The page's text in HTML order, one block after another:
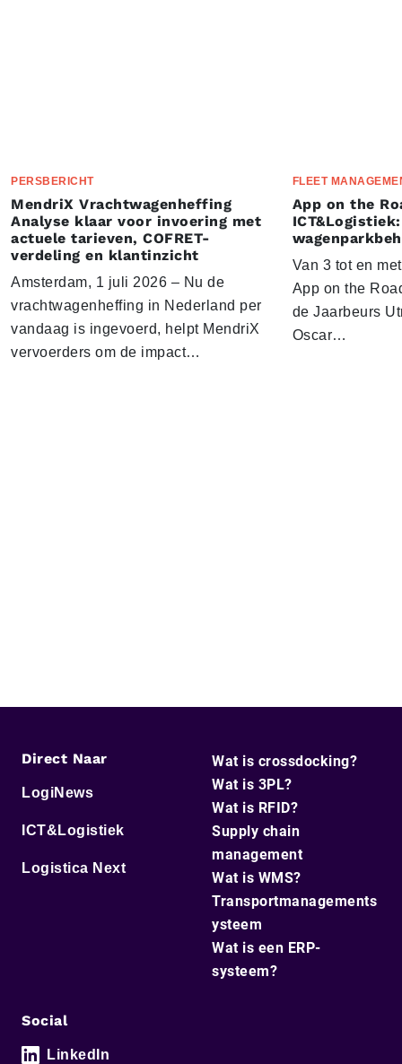
PERSBERICHT
MendriX Vrachtwagenheffing
Analyse klaar voor invoering met
actuele tarieven, COFRET-
verdeling en klantinzicht
Amsterdam, 1 juli 2026 – Nu de
vrachtwagenheffing in Nederland per
vandaag is ingevoerd, helpt MendriX
vervoerders om de impact…
FLEET
App on the
Van 3 tot en
App on the
de Jaarbeurs
Oscar…
Direct Naar
LogiNews
ICT&Logistiek
Logistica Next
Wat is crossdocking?
Wat is 3PL?
Wat is RFID?
Supply chain
management
Wat is WMS?
Transportmanagements
ysteem
Wat is een ERP-
systeem?
Social
LinkedIn